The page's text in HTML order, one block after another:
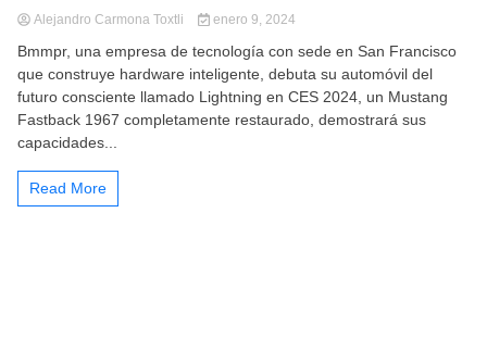
Alejandro Carmona Toxtli enero 9, 2024
Bmmpr, una empresa de tecnología con sede en San Francisco
que construye hardware inteligente, debuta su automóvil del
futuro consciente llamado Lightning en CES 2024, un Mustang
Fastback 1967 completamente restaurado, demostrará sus
capacidades...
Read More